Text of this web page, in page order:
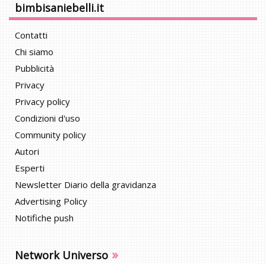
bimbisaniebelli.it
Contatti
Chi siamo
Pubblicità
Privacy
Privacy policy
Condizioni d'uso
Community policy
Autori
Esperti
Newsletter Diario della gravidanza
Advertising Policy
Notifiche push
Network Universo »